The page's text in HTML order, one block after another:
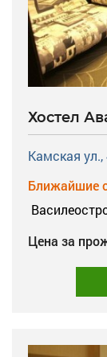
Хостел
Камская ул.,
Ближайшие
Цена за